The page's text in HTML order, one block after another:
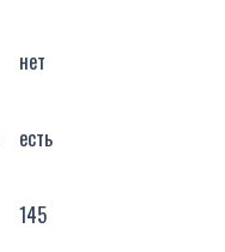
нет
есть
145